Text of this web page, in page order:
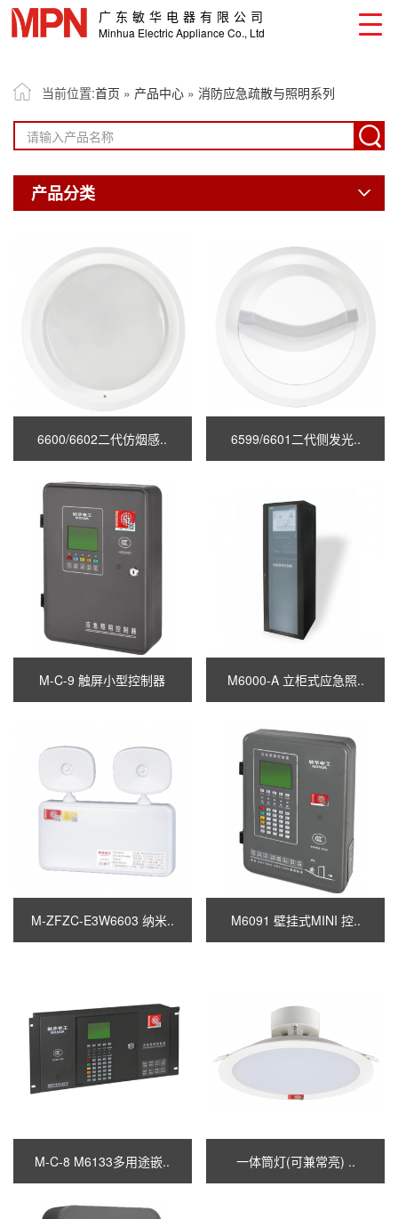
广东敏华电器有限公司
Minhua Electric Appliance Co., Ltd
当前位置:首页 » 产品中心 » 消防应急疏散与照明系列
产品分类
6600/6602二代仿烟感.. 6599/6601二代侧发光..
M-C-9 触屏小型控制器 M6000-A 立柜式应急照..
M-ZFZC-E3W6603 纳米.. M6091 壁挂式MINI 控..
M-C-8 M6133多用途嵌.. 一体筒灯(可兼常亮) ..